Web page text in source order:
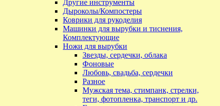
Другие инструменты
Дыроколы/Компостеры
Коврики для рукоделия
Машинки для вырубки и тиснения,
Комплектующие
Ножи для вырубки
Звезды, сердечки, облака
Фоновые
Любовь, свадьба, сердечки
Разное
Мужская тема, стимпанк, стрелки,
теги, фотопленка, транспорт и др.